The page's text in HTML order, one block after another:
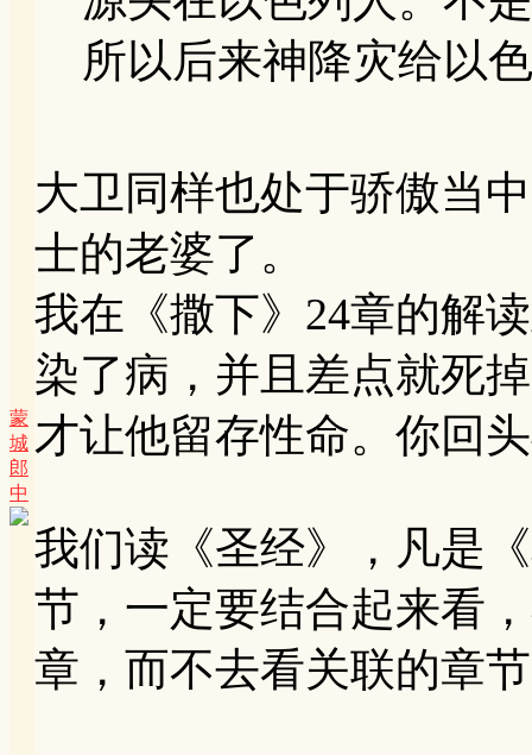
蒙
城
郎
中
所以后来神降灾给以
大卫同样也处于骄傲当
士的老婆了。
我在《撒下》24章的解
染了病，并且差点就死
才让他留存性命。你回
我们读《圣经》，凡是
节，一定要结合起来看
章，而不去看关联的章